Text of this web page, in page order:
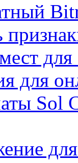
для
для
Sol